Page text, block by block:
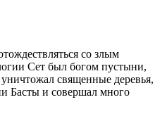
со злым
Сет был богом пустыни,
священные деревья,
Басты и совершал много